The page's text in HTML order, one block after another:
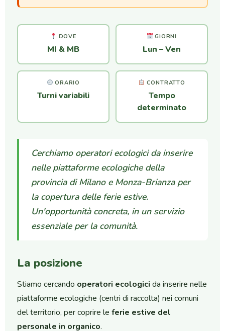
DOVE
MI & MB
GIORNI
Lun – Ven
ORARIO
Turni variabili
CONTRATTO
Tempo
determinato
Cerchiamo operatori ecologici da inserire
nelle piattaforme ecologiche della
provincia di Milano e Monza-Brianza per
la copertura delle ferie estive.
Un'opportunità concreta, in un servizio
essenziale per la comunità.
La posizione
Stiamo cercando operatori ecologici da inserire nelle
piattaforme ecologiche (centri di raccolta) nei comuni
del territorio, per coprire le ferie estive del
personale in organico.